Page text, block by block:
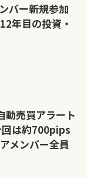
バー新規参加
年目の投資・
動売買アラート
は約700pips
メンバー全員